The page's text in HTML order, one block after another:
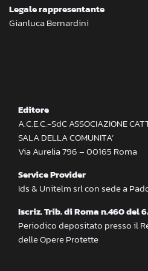
Legale rappresentante
Gianluca Bernardini
Editore
A.C.E.C.-SdC ASSOCIAZIONE
SALA DELLA COMUNITA’
Via Aurelia 796 – 00165 Roma
Service Provider
Ids & Unitelm srl con sede a
Iscriz. Trib. di Roma n.460 del
Periodico depositato presso il
delle Opere Protette